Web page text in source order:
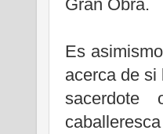
Gran Obra.
Es
acerca de si
sacerdote